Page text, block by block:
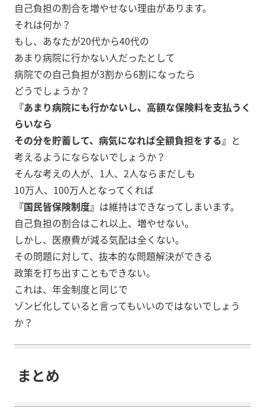
自己負担の割合を増やせない理由があります。
それは何か？
もし、あなたが20代から40代の
あまり病院に行かない人だったとして
病院での自己負担が3割から6割になったら
どうでしょうか？
『あまり病院にも行かないし、高額な保険料を支払うく
らいなら
その分を貯蓄して、病気になれば全額負担をする』 と
考えるようにならないでしょうか？
そんな考えの人が、1人、2人ならまだしも
10万人、100万人となってくれば
『国民皆保険制度』 は維持はできなってしまいます。
自己負担の割合はこれ以上、増やせない。
しかし、医療費が減る気配は全くない。
その問題に対して、抜本的な問題解決ができる
政策を打ち出すこともできない。
これは、年金制度と同じで
ゾンビ化していると言ってもいいのではないでしょう
か？
まとめ